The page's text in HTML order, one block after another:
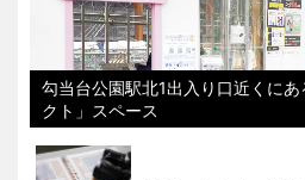
勾当台公園駅北1出入り口近くに
クト」スペース